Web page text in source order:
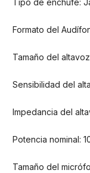
Formato del
Tamaño del
Sensibilidad del
Impedancia del
Potencia nominal:
Tamaño del